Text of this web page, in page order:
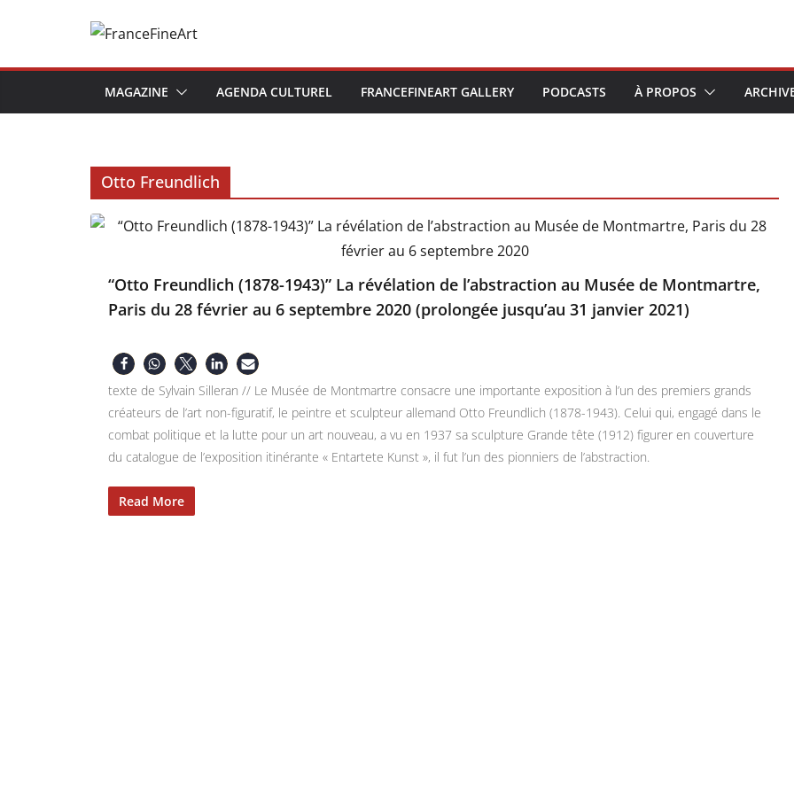
MAGAZINE AGENDA CULTUREL FRANCEFINEART GALLERY PODCASTS À PROPOS
Otto Freundlich
“Otto Freundlich (1878-1943)” La révélation de l’abstraction au Musée de Montmartre,
Paris du 28 février au 6 septembre 2020 (prolongée jusqu’au 31 janvier 2021)
texte de Sylvain Silleran // Le Musée de Montmartre consacre une importante exposition à l’un des premiers grands
créateurs de l’art non-figuratif, le peintre et sculpteur allemand Otto Freundlich (1878-1943). Celui qui, engagé dans le
combat politique et la lutte pour un art nouveau, a vu en 1937 sa sculpture Grande tête (1912) figurer en couverture
du catalogue de l’exposition itinérante « Entartete Kunst », il fut l’un des pionniers de l’abstraction.
Read More